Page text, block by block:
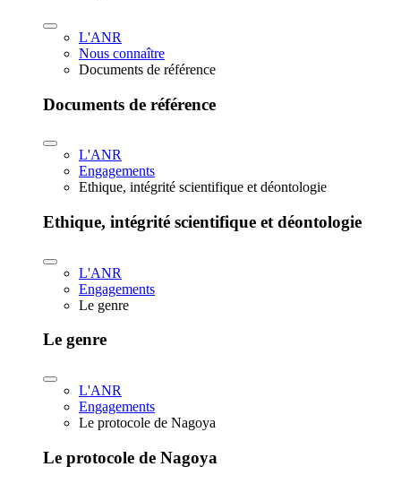
L'ANR
Nous connaître
Documents de référence
Documents de référence
L'ANR
Engagements
Ethique, intégrité scientifique et déontologie
Ethique, intégrité scientifique et déontologie
L'ANR
Engagements
Le genre
Le genre
L'ANR
Engagements
Le protocole de Nagoya
Le protocole de Nagoya